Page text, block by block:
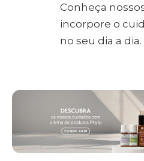
Conheça
incorpore o
no seu dia a dia.